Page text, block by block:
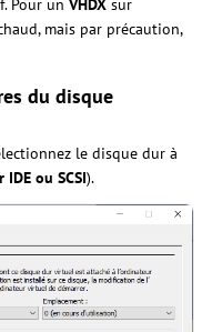
Pour un VHDX sur
mais par précaution,
du disque
le disque dur à
ou SCSI).